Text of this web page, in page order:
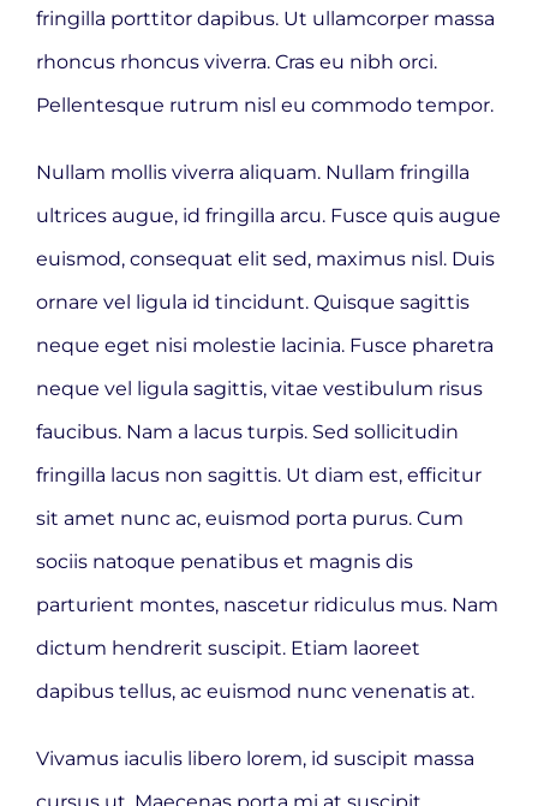
fringilla porttitor dapibus. Ut ullamcorper massa
rhoncus rhoncus viverra. Cras eu nibh orci.
Pellentesque rutrum nisl eu commodo tempor.
Nullam mollis viverra aliquam. Nullam fringilla
ultrices augue, id fringilla arcu. Fusce quis augue
euismod, consequat elit sed, maximus nisl. Duis
ornare vel ligula id tincidunt. Quisque sagittis
neque eget nisi molestie lacinia. Fusce pharetra
neque vel ligula sagittis, vitae vestibulum risus
faucibus. Nam a lacus turpis. Sed sollicitudin
fringilla lacus non sagittis. Ut diam est, efficitur
sit amet nunc ac, euismod porta purus. Cum
sociis natoque penatibus et magnis dis
parturient montes, nascetur ridiculus mus. Nam
dictum hendrerit suscipit. Etiam laoreet
dapibus tellus, ac euismod nunc venenatis at.
Vivamus iaculis libero lorem, id suscipit massa